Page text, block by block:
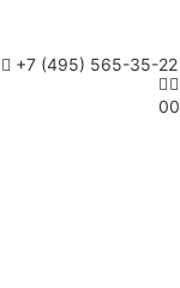
+7 (495) 565-35-22
00